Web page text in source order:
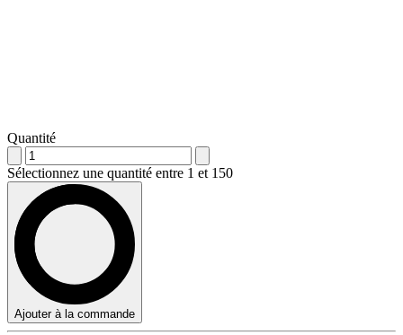
Quantité
Sélectionnez une quantité entre 1 et 150
Ajouter à la commande